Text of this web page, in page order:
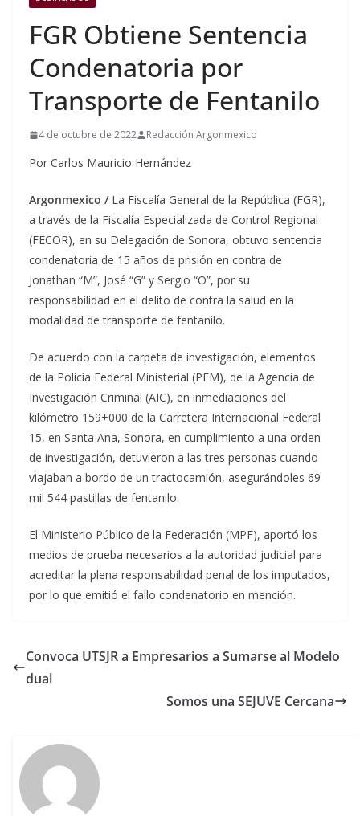
FGR Obtiene Sentencia
Condenatoria por
Transporte de Fentanilo
4 de octubre de 2022 Redacción Argonmexico
Por Carlos Mauricio Hernández
Argonmexico / La Fiscalía General de la República (FGR),
a través de la Fiscalía Especializada de Control Regional
(FECOR), en su Delegación de Sonora, obtuvo sentencia
condenatoria de 15 años de prisión en contra de
Jonathan “M”, José “G” y Sergio “O”, por su
responsabilidad en el delito de contra la salud en la
modalidad de transporte de fentanilo.
De acuerdo con la carpeta de investigación, elementos
de la Policía Federal Ministerial (PFM), de la Agencia de
Investigación Criminal (AIC), en inmediaciones del
kilómetro 159+000 de la Carretera Internacional Federal
15, en Santa Ana, Sonora, en cumplimiento a una orden
de investigación, detuvieron a las tres personas cuando
viajaban a bordo de un tractocamión, asegurándoles 69
mil 544 pastillas de fentanilo.
El Ministerio Público de la Federación (MPF), aportó los
medios de prueba necesarios a la autoridad judicial para
acreditar la plena responsabilidad penal de los imputados,
por lo que emitió el fallo condenatorio en mención.
Convoca UTSJR a Empresarios a Sumarse al Modelo
dual
Somos una SEJUVE Cercana